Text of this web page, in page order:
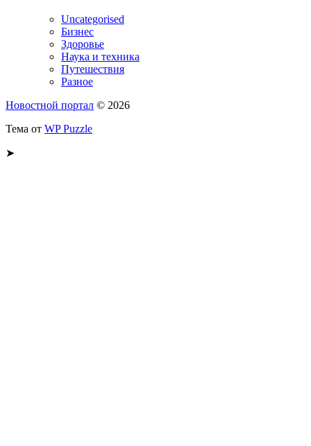
Uncategorised
Бизнес
Здоровье
Наука и техника
Путешествия
Разное
Новостной портал © 2026
Тема от WP Puzzle
➤